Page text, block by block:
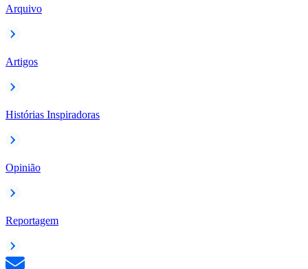
Arquivo
Artigos
Histórias Inspiradoras
Opinião
Reportagem